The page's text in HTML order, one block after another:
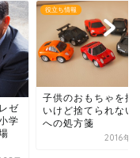
ゼ
学
役立ち情報
子供のおもちゃを捨
いけど捨てられない
への処方箋
2016年4